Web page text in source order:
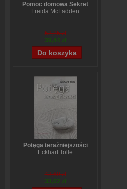
Pomoc domowa Sekret
Freida McFadden
52,25 zł
39,44 zł
Potęga teraźniejszości
Eckhart Tolle
43,69 zł
33,02 zł